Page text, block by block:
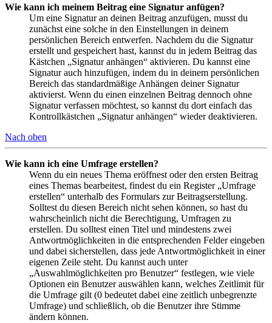
Wie kann ich meinem Beitrag eine Signatur anfügen?
Um eine Signatur an deinen Beitrag anzufügen, musst du
zunächst eine solche in den Einstellungen in deinem
persönlichen Bereich entwerfen. Nachdem du die Signatur
erstellt und gespeichert hast, kannst du in jedem Beitrag das
Kästchen „Signatur anhängen“ aktivieren. Du kannst eine
Signatur auch hinzufügen, indem du in deinem persönlichen
Bereich das standardmäßige Anhängen deiner Signatur
aktivierst. Wenn du einen einzelnen Beitrag dennoch ohne
Signatur verfassen möchtest, so kannst du dort einfach das
Kontrollkästchen „Signatur anhängen“ wieder deaktivieren.
Nach oben
Wie kann ich eine Umfrage erstellen?
Wenn du ein neues Thema eröffnest oder den ersten Beitrag
eines Themas bearbeitest, findest du ein Register „Umfrage
erstellen“ unterhalb des Formulars zur Beitragserstellung.
Solltest du diesen Bereich nicht sehen können, so hast du
wahrscheinlich nicht die Berechtigung, Umfragen zu
erstellen. Du solltest einen Titel und mindestens zwei
Antwortmöglichkeiten in die entsprechenden Felder eingeben
und dabei sicherstellen, dass jede Antwortmöglichkeit in einer
eigenen Zeile steht. Du kannst auch unter
„Auswahlmöglichkeiten pro Benutzer“ festlegen, wie viele
Optionen ein Benutzer auswählen kann, welches Zeitlimit für
die Umfrage gilt (0 bedeutet dabei eine zeitlich unbegrenzte
Umfrage) und schließlich, ob die Benutzer ihre Stimme
ändern können.